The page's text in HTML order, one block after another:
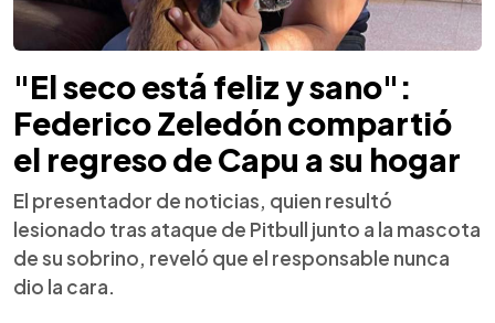
"El seco está feliz y sano":
Federico Zeledón compartió
el regreso de Capu a su hogar
El presentador de noticias, quien resultó
lesionado tras ataque de Pitbull junto a la mascota
de su sobrino, reveló que el responsable nunca
dio la cara.